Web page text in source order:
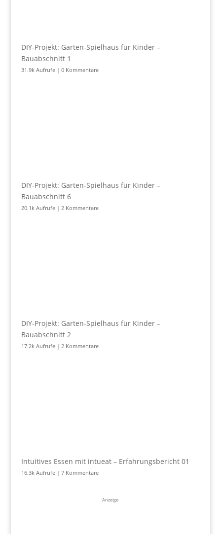
DIY-Projekt: Garten-Spielhaus für Kinder –
Bauabschnitt 1
31.9k Aufrufe| 0 Kommentare
DIY-Projekt: Garten-Spielhaus für Kinder –
Bauabschnitt 6
20.1k Aufrufe| 2 Kommentare
DIY-Projekt: Garten-Spielhaus für Kinder –
Bauabschnitt 2
17.2k Aufrufe| 2 Kommentare
Intuitives Essen mit intueat – Erfahrungsbericht 01
16.3k Aufrufe| 7 Kommentare
Anzeige